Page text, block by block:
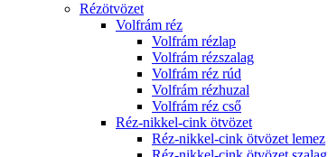
Rézötvözet
Volfrám réz
Volfrám rézlap
Volfrám rézszalag
Volfrám réz rúd
Volfrám rézhuzal
Volfrám réz cső
Réz-nikkel-cink ötvözet
Réz-nikkel-cink ötvözet lemez